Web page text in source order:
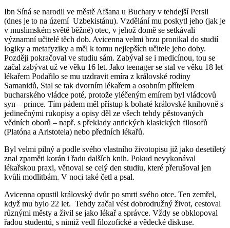
Ibn Síná se narodil ve městě Afšana u Buchary v tehdejší Persii
(dnes je to na území Uzbekistánu). Vzdělání mu poskytl jeho (jak je
v muslimském světě běžné) otec, v jehož domě se setkávali
významní učitelé těch dob. Avicenna velmi brzu pronikal do studií
logiky a metafyziky a měl k tomu nejlepších učitele jeho doby.
Později pokračoval ve studiu sám. Zabýval se i medicínou, tou se
začal zabývat už ve věku 16 let. Jako teenager se stal ve věku 18 let
lékařem Podařilo se mu uzdravit emíra z královské rodiny
Samanidů, Stal se tak dvorním lékařem a osobním přítelem
bucharského vládce poté, protože yléčeným emírem byl vládcovů
syn – prince. Tím pádem měl přístup k bohaté královské knihovně s
jedinečnými rukopisy a opisy děl ze všech tehdy pěstovaných
vědních oborů – např. s překlady antických klasických filosofů
(Platóna a Aristotela) nebo předních lékařů.
Byl velmi pilný a podle svého vlastního životopisu již jako desetiletý
znal zpaměti korán i řadu dalších knih. Pokud nevykonával
lékařskou praxi, věnoval se celý den studiu, které přerušoval jen
kvůli modlitbám. V noci také četl a psal.
Avicenna opustil královský dvůr po smrti svého otce. Ten zemřel,
když mu bylo 22 let. Tehdy začal vést dobrodružný život, cestoval
různými městy a živil se jako lékař a správce. Vždy se obklopoval
řadou studentů, s nimiž vedl filozofické a vědecké diskuse.